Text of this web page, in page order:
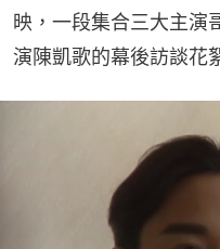
映，一段集合三大主演
演陳凱歌的幕後訪談花